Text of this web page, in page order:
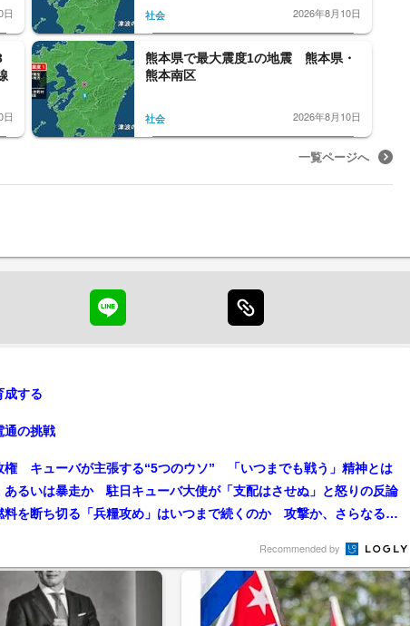
日 社会 2026年8月10日
日
熊本県で最大震度1の地震 熊本県・
熊本南区
社会 2026年8月10日
一覧ページへ
成する
通の挑戦
キューバが主張する“5つのウソ” 「いつまでも戦う」精神とは
あるいは暴走か 駐日キューバ大使が「支配はさせぬ」と怒りの反論
カリブ海に浮かぶ国・キューバを襲うアメリカの圧力 燃料を断ち切る「兵糧攻め」はいつまで続くのか 攻撃か、さらなる制裁か
Recommended by